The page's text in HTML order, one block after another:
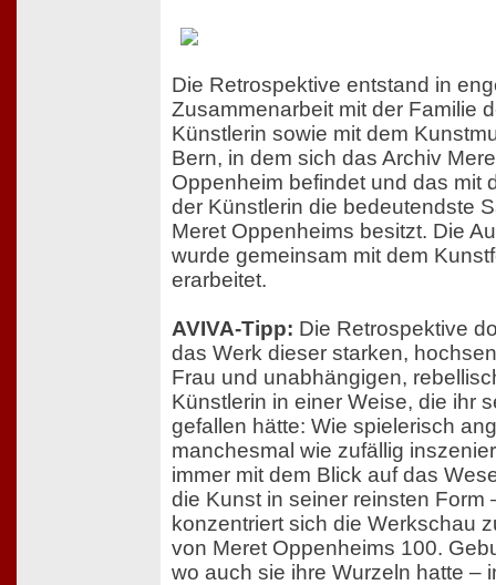
Die Retrospektive entstand in
Zusammenarbeit mit der Familie
Künstlerin sowie mit dem
Bern, in dem sich das Archiv
Oppenheim befindet und das mit
der Künstlerin die bedeutendste
Meret Oppenheims besitzt. Die
wurde gemeinsam mit dem
erarbeitet.
AVIVA-Tipp: Die Retrospektive
das Werk dieser starken,
Frau und unabhängigen,
Künstlerin in einer Weise, die ihr
gefallen hätte: Wie spielerisch
manchesmal wie zufällig
immer mit dem Blick auf das
die Kunst in seiner reinsten Form
konzentriert sich die Werkschau
von Meret Oppenheims 100.
wo auch sie ihre Wurzeln hatte –